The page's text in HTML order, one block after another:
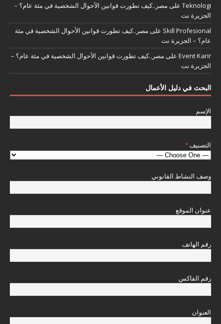
Teknologi على مصر..كيف تطورت قوانين الأحوال الشخصية في مئة عام؟ –
الجزيرة نت
Skill Profesional على مصر..كيف تطورت قوانين الأحوال الشخصية في مئة
عام؟ – الجزيرة نت
Event Karir على مصر..كيف تطورت قوانين الأحوال الشخصية في مئة عام؟ –
الجزيرة نت
البحث في دليل الأعمال
الإسم
التصنيف*
وصف النشاط القانوني
عنوان الموقع
رقم الهاتف
رقم الفاكس
العنوان